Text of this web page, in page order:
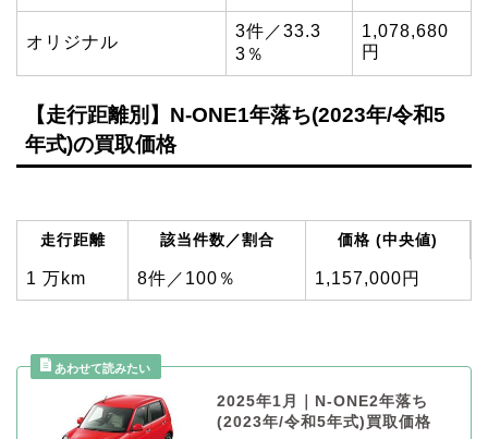
オリジナル
3件／33.3
3％
1,078,680
円
【走行距離別】N-ONE1年落ち(2023年/令和5
年式)の買取価格
走行距離 該当件数／割合 価格 (中央値)
1 万km 8件／100％ 1,157,000円
2025年1月｜N-ONE2年落ち
(2023年/令和5年式)買取価格